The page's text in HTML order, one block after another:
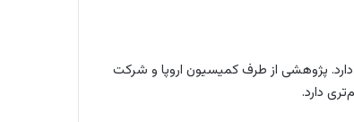
دارد. پژوهشی از طرف کمیسیون اروپا و شرکت
دارد.